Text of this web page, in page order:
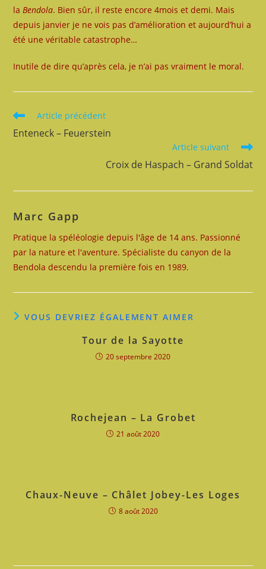
la Bendola. Bien sûr, il reste encore 4mois et demi. Mais
depuis janvier je ne vois pas d’amélioration et aujourd’hui a
été une véritable catastrophe…
Inutile de dire qu’après cela, je n’ai pas vraiment le moral.
Read
articles
Article précédent
Enteneck – Feuerstein
Article suivant
Croix de Haspach – Grand Soldat
Marc Gapp
Pratique la spéléologie depuis l'âge de 14 ans. Passionné
par la nature et l'aventure. Spécialiste du canyon de la
Bendola descendu la première fois en 1989.
VOUS DEVRIEZ ÉGALEMENT AIMER
Tour de la Sayotte
20 septembre 2020
Rochejean – La Grobet
21 août 2020
Chaux-Neuve – Châlet Jobey-Les Loges
8 août 2020